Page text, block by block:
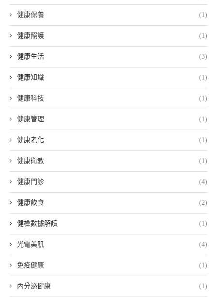
健康保養 (1)
健康照護 (1)
健康生活 (3)
健康知識 (1)
健康科技 (1)
健康管理 (1)
健康老化 (1)
健康衛教 (1)
健康門診 (4)
健康飲食 (2)
健檢數據解讀 (1)
光電美肌 (4)
免疫健康 (1)
內分泌健康 (1)